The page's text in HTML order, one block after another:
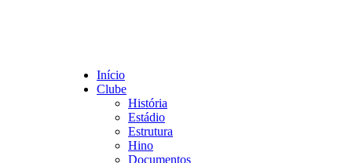
Início
Clube
História
Estádio
Estrutura
Hino
Documentos